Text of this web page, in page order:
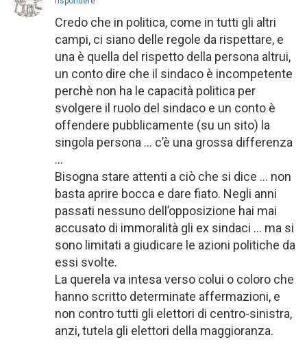
Credo che in politica, come in tutti gli altri
campi, ci siano delle regole da rispettare, e
una è quella del rispetto della persona altrui,
un conto dire che il sindaco è incompetente
perchè non ha le capacità politica per
svolgere il ruolo del sindaco e un conto è
offendere pubblicamente (su un sito) la
singola persona … c’è una grossa differenza
…
Bisogna stare attenti a ciò che si dice … non
basta aprire bocca e dare fiato. Negli anni
passati nessuno dell’opposizione hai mai
accusato di immoralità gli ex sindaci … ma si
sono limitati a giudicare le azioni politiche da
essi svolte.
La querela va intesa verso colui o coloro che
hanno scritto determinate affermazioni, e
non contro tutti gli elettori di centro-sinistra,
anzi, tutela gli elettori della maggioranza.